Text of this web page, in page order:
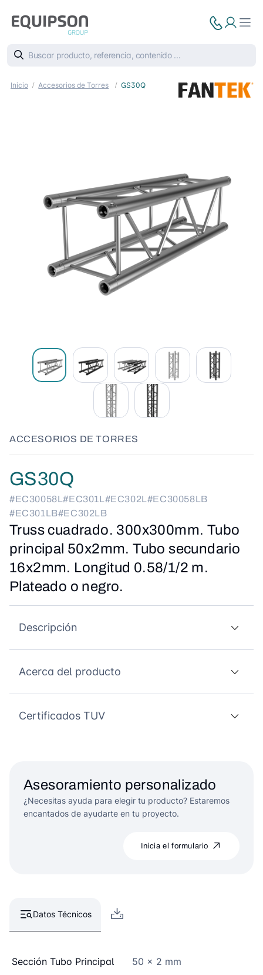
Inicio Accesorios de Torres GS30Q
ACCESORIOS DE TORRES
GS30Q
#EC30058L#EC301L#EC302L#EC30058LB
#EC301LB#EC302LB
Truss cuadrado. 300x300mm. Tubo
principal 50x2mm. Tubo secundario
16x2mm. Longitud 0.58/1/2 m.
Plateado o negro.
Descripción
Acerca del producto
Certificados TUV
Asesoramiento personalizado
¿Necesitas ayuda para elegir tu producto? Estaremos
encantados de ayudarte en tu proyecto.
Inicia el formulario
Datos Técnicos
Sección Tubo Principal 50 x 2 mm